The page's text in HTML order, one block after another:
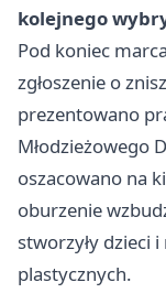
kolejnego
Pod koniec
zgłoszenie o
prezentowano
Młodzieżowego
oszacowano na
oburzenie
stworzyły dzieci
plastycznych.